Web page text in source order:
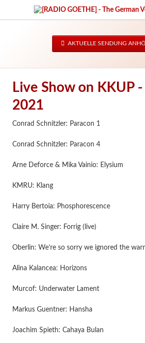
AKTUELLE SENDUNG
Live Show on KKUP
2021
Conrad Schnitzler: Paracon 1
Conrad Schnitzler: Paracon 4
Arne Deforce & Mika Vainio: Elysium
KMRU: Klang
Harry Bertoia: Phosphorescence
Claire M. Singer: Forrig (live)
Oberlin: We’re so sorry we ignored the
Alina Kalancea: Horizons
Murcof: Underwater Lament
Markus Guentner: Hansha
Joachim Spieth: Cahaya Bulan